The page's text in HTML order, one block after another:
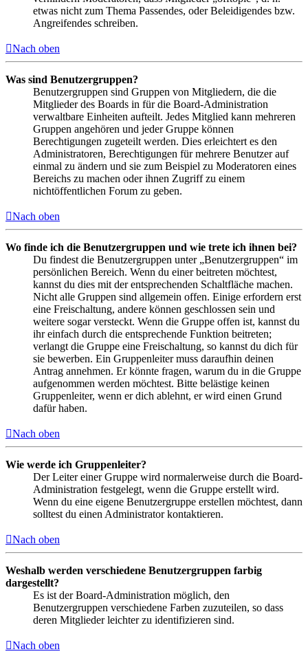
etwas nicht zum Thema Passendes, oder Beleidigendes bzw.
Angreifendes schreiben.
Nach oben
Was sind Benutzergruppen?
Benutzergruppen sind Gruppen von Mitgliedern, die die
Mitglieder des Boards in für die Board-Administration
verwaltbare Einheiten aufteilt. Jedes Mitglied kann mehreren
Gruppen angehören und jeder Gruppe können
Berechtigungen zugeteilt werden. Dies erleichtert es den
Administratoren, Berechtigungen für mehrere Benutzer auf
einmal zu ändern und sie zum Beispiel zu Moderatoren eines
Bereichs zu machen oder ihnen Zugriff zu einem
nichtöffentlichen Forum zu geben.
Nach oben
Wo finde ich die Benutzergruppen und wie trete ich ihnen bei?
Du findest die Benutzergruppen unter „Benutzergruppen“ im
persönlichen Bereich. Wenn du einer beitreten möchtest,
kannst du dies mit der entsprechenden Schaltfläche machen.
Nicht alle Gruppen sind allgemein offen. Einige erfordern erst
eine Freischaltung, andere können geschlossen sein und
weitere sogar versteckt. Wenn die Gruppe offen ist, kannst du
ihr einfach durch die entsprechende Funktion beitreten;
verlangt die Gruppe eine Freischaltung, so kannst du dich für
sie bewerben. Ein Gruppenleiter muss daraufhin deinen
Antrag annehmen. Er könnte fragen, warum du in die Gruppe
aufgenommen werden möchtest. Bitte belästige keinen
Gruppenleiter, wenn er dich ablehnt, er wird einen Grund
dafür haben.
Nach oben
Wie werde ich Gruppenleiter?
Der Leiter einer Gruppe wird normalerweise durch die Board-
Administration festgelegt, wenn die Gruppe erstellt wird.
Wenn du eine eigene Benutzergruppe erstellen möchtest, dann
solltest du einen Administrator kontaktieren.
Nach oben
Weshalb werden verschiedene Benutzergruppen farbig
dargestellt?
Es ist der Board-Administration möglich, den
Benutzergruppen verschiedene Farben zuzuteilen, so dass
deren Mitglieder leichter zu identifizieren sind.
Nach oben